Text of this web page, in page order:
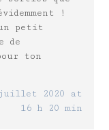
!
petit
de
ton
2020 at
16 h 20 min